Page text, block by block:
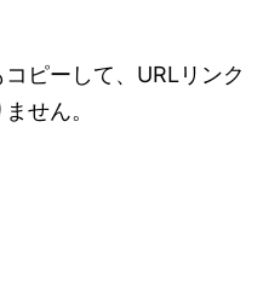
ピーして、URLリンク
せん。